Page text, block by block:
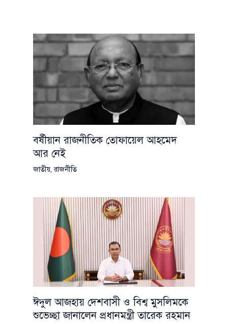
বর্ষীয়ান রাজনীতিক তোফায়েল আহমেদ
আর নেই
জাতীয়,রাজনীতি
ঈদুল আজহায় দেশবাসী ও বিশ্ব মুসলিমকে
শুভেচ্ছা জানালেন প্রধানমন্ত্রী তারেক রহমান